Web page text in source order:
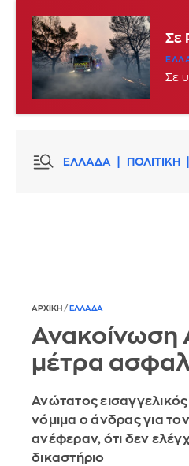
Σε
Σε
ΕΛΛΑΔΑ ΠΟΛΙΤΙΚΗ
ΑΡΧΙΚΗ / ΕΛΛΑΔΑ
Ανακοίνωση
μέτρα
Ανώτατος
νόμιμα ο άνδρας για
ανέφεραν, ότι δεν
δικαστήριο